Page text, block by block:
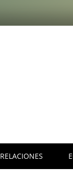
RELACIONES